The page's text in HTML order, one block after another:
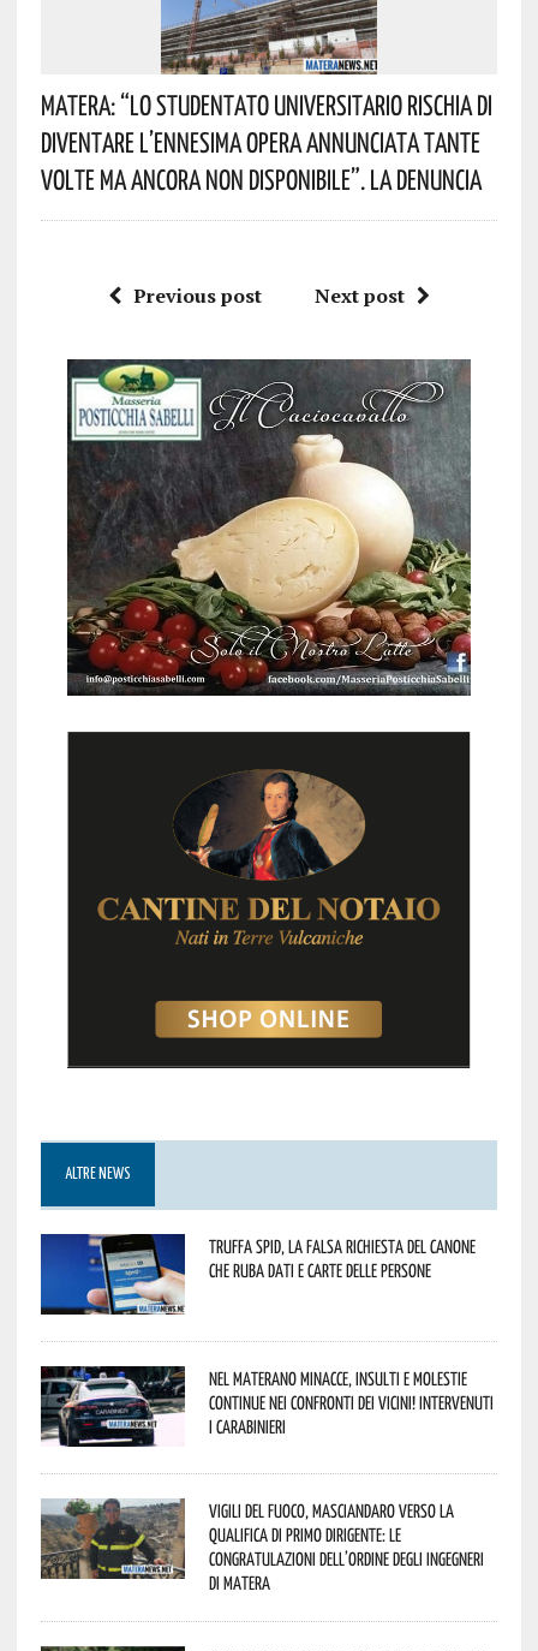
Matera: “Lo Studentato Universitario Rischia Di
Diventare L’ennesima Opera Annunciata Tante
Volte Ma Ancora Non Disponibile”. La Denuncia
Previous post Next post
ALTRE NEWS
Truffa Spid, la falsa richiesta del canone
che ruba dati e carte delle persone
Nel materano minacce, insulti e molestie
continue nei confronti dei vicini! Intervenuti
i Carabinieri
Vigili del Fuoco, Masciandaro verso la
qualifica di Primo Dirigente: le
congratulazioni dell’Ordine degli Ingegneri
di Matera